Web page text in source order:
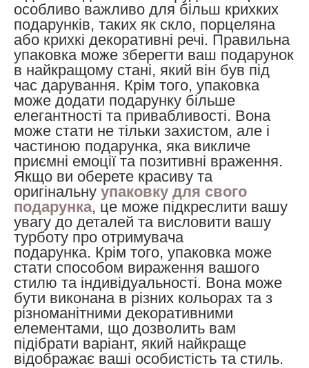
особливо важливо для більш крихких
подарунків, таких як скло, порцеляна
або крихкі декоративні речі. Правильна
упаковка може зберегти ваш подарунок
в найкращому стані, який він був під
час дарування. Крім того, упаковка
може додати подарунку більше
елегантності та привабливості. Вона
може стати не тільки захистом, але і
частиною подарунка, яка викличе
приємні емоції та позитивні враження.
Якщо ви оберете красиву та
оригінальну упаковку для свого
подарунка, це може підкреслити вашу
увагу до деталей та висловити вашу
турботу про отримувача
подарунка. Крім того, упаковка може
стати способом вираження вашого
стилю та індивідуальності. Вона може
бути виконана в різних кольорах та з
різноманітними декоративними
елементами, що дозволить вам
підібрати варіант, який найкраще
відображає ваші особистість та стиль.